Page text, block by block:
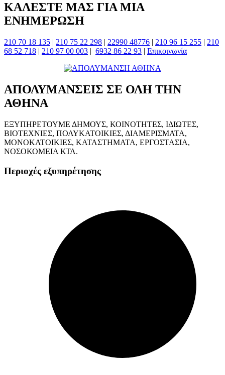
ΚΑΛΕΣΤΕ ΜΑΣ ΓΙΑ ΜΙΑ
ΕΝΗΜΕΡΩΣΗ
210 70 18 135 | 210 75 22 298 | 22990 48776 | 210 96 15 255 | 210
68 52 718 | 210 97 00 003 | 6932 86 22 93 | Επικοινωνία
ΑΠΟΛΥΜΑΝΣΕΙΣ ΣΕ ΟΛΗ ΤΗΝ
ΑΘΗΝΑ
ΕΞΥΠΗΡΕΤΟΥΜΕ ΔΗΜΟΥΣ, ΚΟΙΝΟΤΗΤΕΣ, ΙΔΙΩΤΕΣ,
ΒΙΟΤΕΧΝΙΕΣ, ΠΟΛΥΚΑΤΟΙΚΙΕΣ, ΔΙΑΜΕΡΙΣΜΑΤΑ,
ΜΟΝΟΚΑΤΟΙΚΙΕΣ, ΚΑΤΑΣΤΗΜΑΤΑ, ΕΡΓΟΣΤΑΣΙΑ,
ΝΟΣΟΚΟΜΕΙΑ ΚΤΛ.
Περιοχές εξυπηρέτησης